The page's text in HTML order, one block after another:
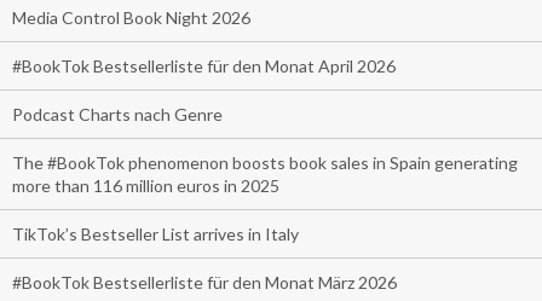
Media Control Book Night 2026
#BookTok Bestsellerliste für den Monat April 2026
Podcast Charts nach Genre
The #BookTok phenomenon boosts book sales in Spain generating
more than 116 million euros in 2025
TikTok’s Bestseller List arrives in Italy
#BookTok Bestsellerliste für den Monat März 2026